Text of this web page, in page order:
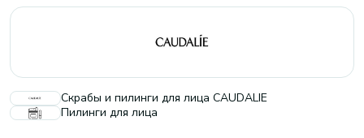
Скрабы и пилинги для лица CAUDALIE
Пилинги для лица